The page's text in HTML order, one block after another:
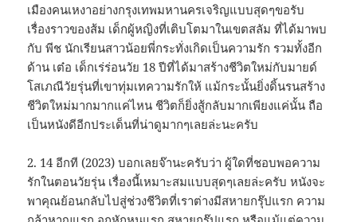
เมืองคนเหงาอย่างกรุงเทพมหานครเจริญแบบสุดๆขอรับ
เรื่องราวของส้ม เด็กผู้หญิงที่เติบโตมาในเขตสลัม ที่ได้มาพบ
กับ พีช นักเรียนสาวน้อยพี่กระทั่งเกิดเป็นความรัก รวมทั้งอีก
ด้าน เต๋อ เด็กเร่ร่อนวัย 18 ปีที่ได้มาสร้างชีวิตใหม่กับมายด์
โสเภณีวัยรุ่นที่เขาทุ่มเทความรักให้ แม้กระนั้นยิ่งดิ้นรนสร้าง
ชีวิตใหม่มากมากแค่ไหน ชีวิตก็ยิ่งสู้กลับมากเพียงแค่นั้น ถือ
เป็นหนังดีอีกประเด็นที่น่าดูมากๆเลยล่ะนะครับ
2. 14 อีกที (2023) บอกเลยจ๊านะครับว่า ผู้ใดที่ชอบพอความ
รักในตอนวัยรุ่น เรื่องนี้เหมาะสมแบบสุดๆเลยล่ะครับ หนังจะ
พาคุณย้อนกลับไปสู่ช่วงชีวิตที่เราต่างมีสหายกรุ๊ปแรก ความ